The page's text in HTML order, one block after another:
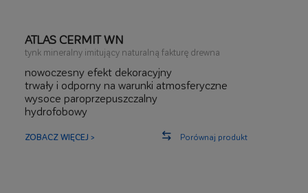
ATLAS CERMIT WN
tynk mineralny imitujący naturalną fakturę drewna
nowoczesny efekt dekoracyjny
trwały i odporny na warunki atmosferyczne
wysoce paroprzepuszczalny
hydrofobowy
ZOBACZ WIĘCEJ > Porównaj produkt